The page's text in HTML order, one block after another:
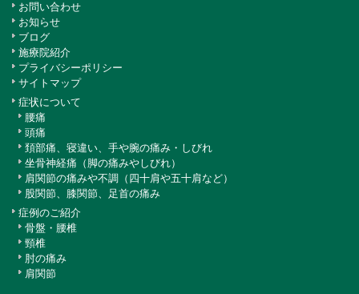
お問い合わせ
お知らせ
ブログ
施療院紹介
プライバシーポリシー
サイトマップ
症状について
腰痛
頭痛
頚部痛、寝違い、手や腕の痛み・しびれ
坐骨神経痛（脚の痛みやしびれ）
肩関節の痛みや不調（四十肩や五十肩など）
股関節、膝関節、足首の痛み
症例のご紹介
骨盤・腰椎
頸椎
肘の痛み
肩関節